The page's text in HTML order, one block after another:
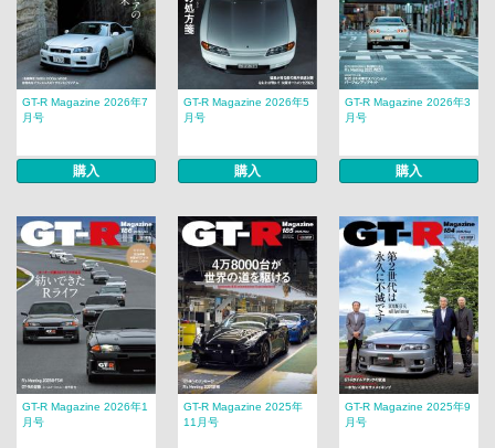
GT-R Magazine 2026年7
月号
購入
GT-R Magazine 2026年5
月号
購入
GT-R Magazine 2026年3
月号
購入
GT-R Magazine 2026年1
月号
GT-R Magazine 2025年
11月号
GT-R Magazine 2025年9
月号